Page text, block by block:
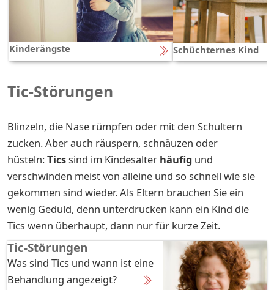
Kinderängste Schüchternes Kind
Tic-Störungen
Blinzeln, die Nase rümpfen oder mit den Schultern
zucken. Aber auch räuspern, schnäuzen oder
hüsteln:Ticssind im Kindesalter häufig und
verschwinden meist von alleine und so schnell wie sie
gekommen sind wieder. Als Eltern brauchen Sie ein
wenig Geduld, denn unterdrücken kann ein Kind die
Tics wenn überhaupt, dann nur für kurze Zeit.
Tic-Störungen
Was sind Tics und wann ist eine
Behandlung angezeigt?